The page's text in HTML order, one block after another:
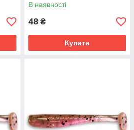
В наявності
48 ₴
Купити